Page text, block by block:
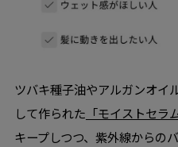
ツバキ種子油やアルガンオイ
して作られた 「モイストセラ
キープしつつ、紫外線からの